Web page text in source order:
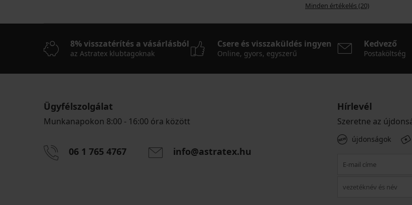
Minden értékelés (20)
8% visszatérítés a vásárlásból
az Astratex klubtagoknak
Csere és visszaküldés ingyen
Online, gyors, egyszerű
Kedvező
Postaköltség
Ügyfélszolgálat
Munkanapokon 8:00 - 16:00 óra között
06 1 765 4767 info@astratex.hu
Hírlevél
Szeretne az
újdonságok